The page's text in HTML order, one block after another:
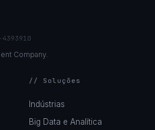
Company.
// Soluções
Indústrias
Big Data e Analítica